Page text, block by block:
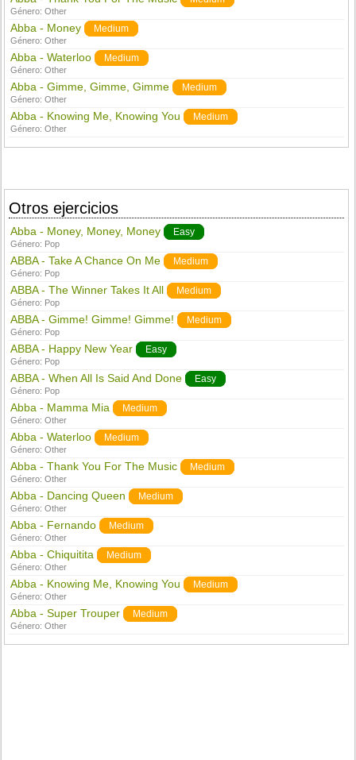
Género:Other
Abba - Money Medium
Género:Other
Abba - Waterloo Medium
Género:Other
Abba - Gimme, Gimme, Gimme Medium
Género:Other
Abba - Knowing Me, Knowing You Medium
Género:Other
Otros ejercicios
Abba - Money, Money, Money Easy
Género: Pop
ABBA - Take A Chance On Me Medium
Género: Pop
ABBA - The Winner Takes It All Medium
Género: Pop
ABBA - Gimme! Gimme! Gimme! Medium
Género: Pop
ABBA - Happy New Year Easy
Género: Pop
ABBA - When All Is Said And Done Easy
Género: Pop
Abba - Mamma Mia Medium
Género:Other
Abba - Waterloo Medium
Género:Other
Abba - Thank You For The Music Medium
Género:Other
Abba - Dancing Queen Medium
Género:Other
Abba - Fernando Medium
Género:Other
Abba - Chiquitita Medium
Género:Other
Abba - Knowing Me, Knowing You Medium
Género:Other
Abba - Super Trouper Medium
Género:Other